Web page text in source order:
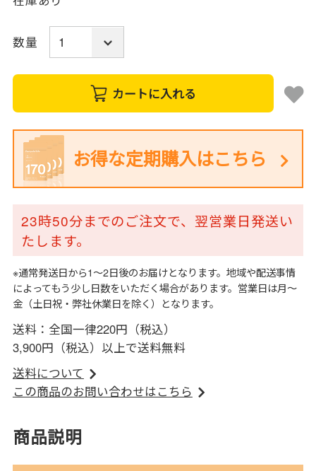
数量
カートに入れる
お得な定期購入はこちら
23時50分までのご注文で、翌営業日発送い
たします。
※通常発送日から1～2日後のお届けとなります。地域や配送事情
によってもう少し日数をいただく場合があります。営業日は月～
金（土日祝・弊社休業日を除く）となります。
送料：全国一律220円（税込）
3,900円（税込）以上で送料無料
送料について
この商品のお問い合わせはこちら
商品説明